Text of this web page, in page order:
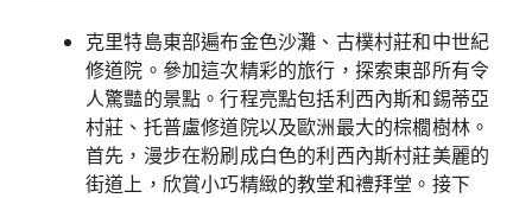
克里特島東部遍布金色沙灘、古樸村莊和中世紀
修道院。參加這次精彩的旅行，探索東部所有令
人驚豔的景點。行程亮點包括利西內斯和錫蒂亞
村莊、托普盧修道院以及歐洲最大的棕櫚樹林。
首先，漫步在粉刷成白色的利西內斯村莊美麗的
街道上，欣賞小巧精緻的教堂和禮拜堂。接下